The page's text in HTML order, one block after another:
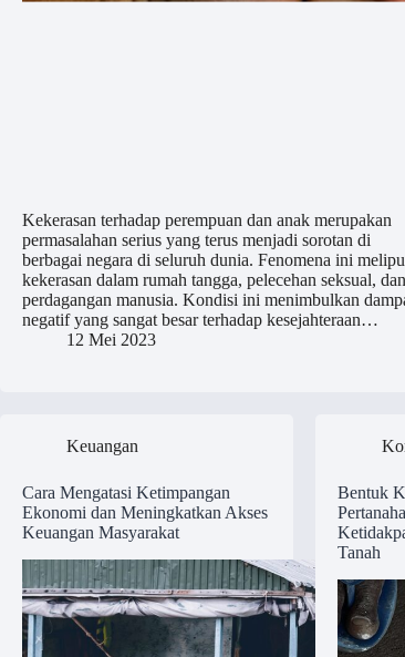
Kekerasan terhadap perempuan dan anak merupakan
permasalahan serius yang terus menjadi sorotan di
berbagai negara di seluruh dunia. Fenomena ini
kekerasan dalam rumah tangga, pelecehan seksual, dan
perdagangan manusia. Kondisi ini menimbulkan
negatif yang sangat besar terhadap kesejahteraan…
12 Mei 2023
Keuangan
Cara Mengatasi Ketimpangan
Ekonomi dan Meningkatkan Akses
Keuangan Masyarakat
Bentuk
Tanah